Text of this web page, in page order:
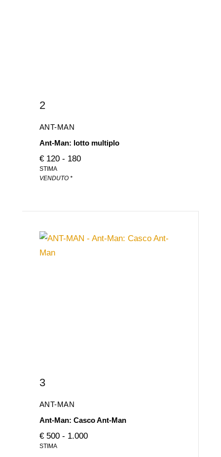
2
ANT-MAN
Ant-Man: lotto multiplo
€ 120 - 180
STIMA
VENDUTO *
3
ANT-MAN
Ant-Man: Casco Ant-Man
€ 500 - 1.000
STIMA